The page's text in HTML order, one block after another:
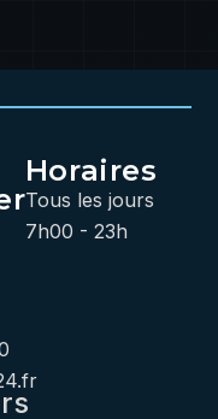
Horaires
Tous les jours
7h00 - 23h